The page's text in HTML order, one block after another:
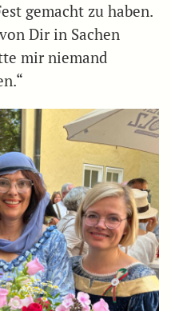
gemacht zu haben.
Dir in Sachen
mir niemand